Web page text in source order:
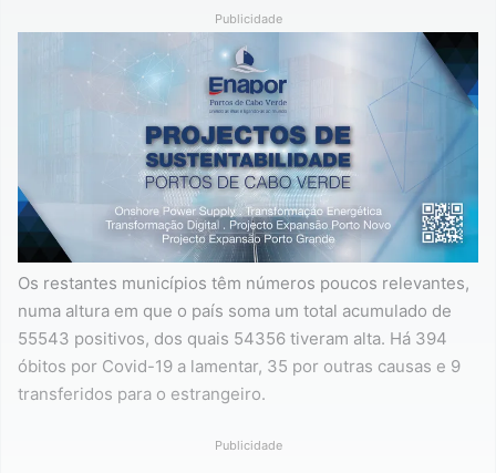
Publicidade
Os restantes municípios têm números poucos relevantes,
numa altura em que o país soma um total acumulado de
55543 positivos, dos quais 54356 tiveram alta. Há 394
óbitos por Covid-19 a lamentar, 35 por outras causas e 9
transferidos para o estrangeiro.
Publicidade